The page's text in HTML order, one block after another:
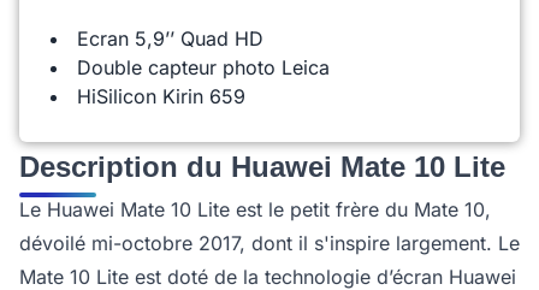
Ecran 5,9’’ Quad HD
Double capteur photo Leica
HiSilicon Kirin 659
Description du Huawei Mate 10 Lite
Le Huawei Mate 10 Lite est le petit frère du Mate 10,
dévoilé mi-octobre 2017, dont il s'inspire largement. Le
Mate 10 Lite est doté de la technologie d’écran Huawei